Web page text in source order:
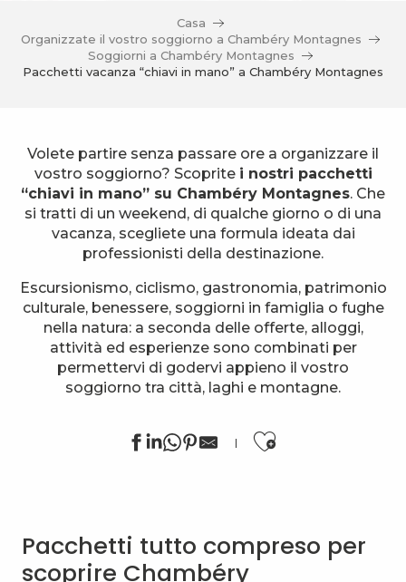
Casa
Organizzate il vostro soggiorno a Chambéry Montagnes
Soggiorni a Chambéry Montagnes
Pacchetti vacanza “chiavi in mano” a Chambéry Montagnes
Volete partire senza passare ore a organizzare il
vostro soggiorno? Scoprite i nostri pacchetti
“chiavi in mano” su Chambéry Montagnes. Che
si tratti di un weekend, di qualche giorno o di una
vacanza, scegliete una formula ideata dai
professionisti della destinazione.
Escursionismo, ciclismo, gastronomia, patrimonio
culturale, benessere, soggiorni in famiglia o fughe
nella natura: a seconda delle offerte, alloggi,
attività ed esperienze sono combinati per
permettervi di godervi appieno il vostro
soggiorno tra città, laghi e montagne.
Ajouter
Randonnée facile avec des ânes : traversée 4 jours
Traversée des Hautes-Bauges
Pacchetti tutto compreso per
scoprire Chambéry